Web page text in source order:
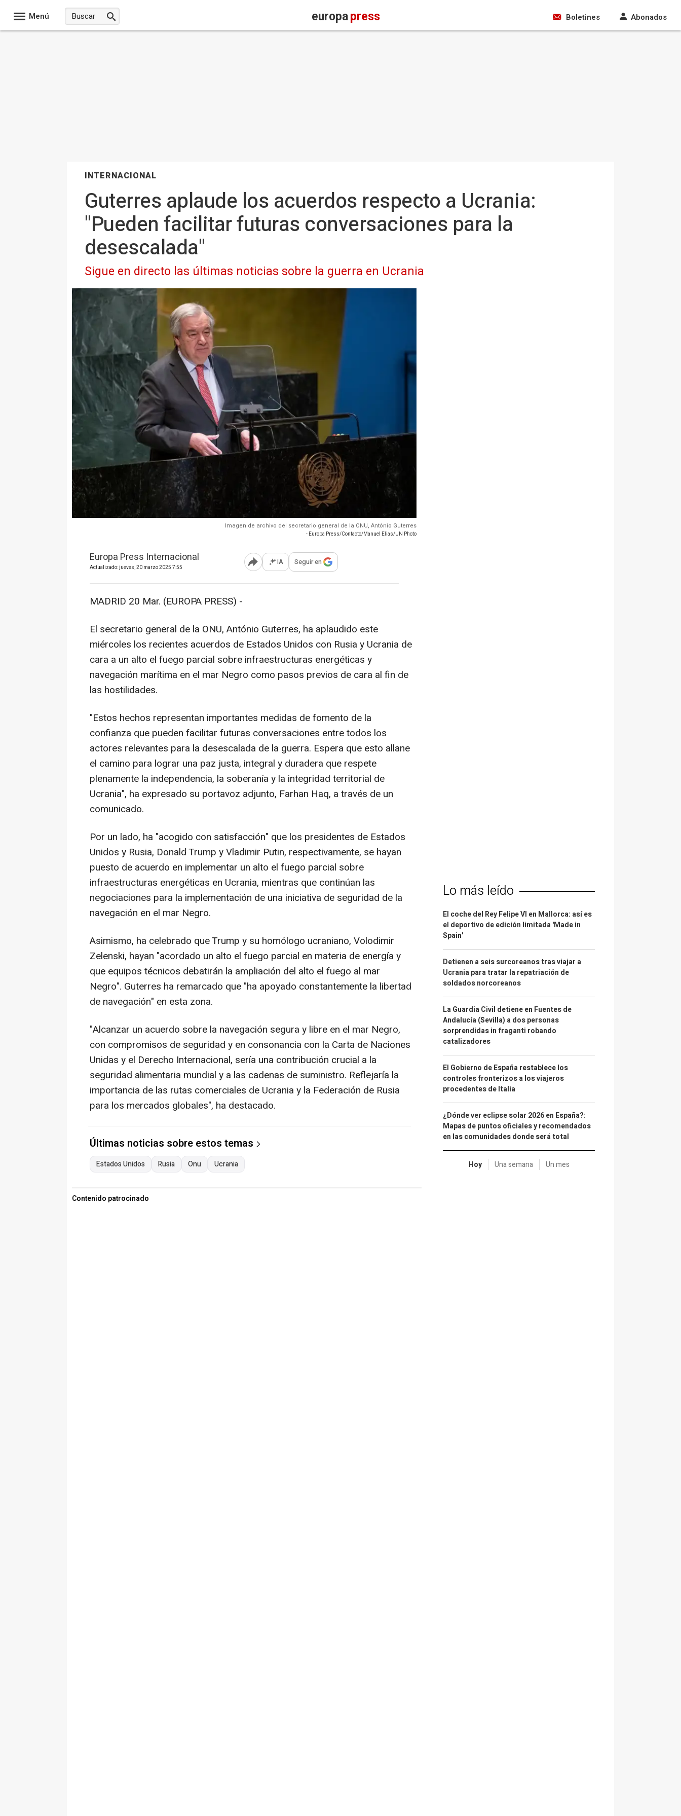
Menú europapress Boletines Abonados
INTERNACIONAL
Guterres aplaude los acuerdos respecto a Ucrania:
"Pueden facilitar futuras conversaciones para la
desescalada"
Sigue en directo las últimas noticias sobre la guerra en Ucrania
Imagen de archivo del secretario general de la ONU, António Guterres
- Europa Press/Contacto/Manuel Elias/UN Photo
Europa Press Internacional
Actualizado: jueves, 20 marzo 2025 7:55 Abrir opciones para compartir
IA Seguir en
MADRID 20 Mar. (EUROPA PRESS) -
El secretario general de la ONU, António Guterres, ha aplaudido este
miércoles los recientes acuerdos de Estados Unidos con Rusia y Ucrania de
cara a un alto el fuego parcial sobre infraestructuras energéticas y
navegación marítima en el mar Negro como pasos previos de cara al fin de
las hostilidades.
"Estos hechos representan importantes medidas de fomento de la
confianza que pueden facilitar futuras conversaciones entre todos los
actores relevantes para la desescalada de la guerra. Espera que esto allane
el camino para lograr una paz justa, integral y duradera que respete
plenamente la independencia, la soberanía y la integridad territorial de
Ucrania", ha expresado su portavoz adjunto, Farhan Haq, a través de un
comunicado.
Por un lado, ha "acogido con satisfacción" que los presidentes de Estados
Unidos y Rusia, Donald Trump y Vladimir Putin, respectivamente, se hayan
puesto de acuerdo en implementar un alto el fuego parcial sobre
infraestructuras energéticas en Ucrania, mientras que continúan las
negociaciones para la implementación de una iniciativa de seguridad de la
navegación en el mar Negro.
Asimismo, ha celebrado que Trump y su homólogo ucraniano, Volodimir
Zelenski, hayan "acordado un alto el fuego parcial en materia de energía y
que equipos técnicos debatirán la ampliación del alto el fuego al mar
Negro". Guterres ha remarcado que "ha apoyado constantemente la libertad
de navegación" en esta zona.
"Alcanzar un acuerdo sobre la navegación segura y libre en el mar Negro,
con compromisos de seguridad y en consonancia con la Carta de Naciones
Unidas y el Derecho Internacional, sería una contribución crucial a la
seguridad alimentaria mundial y a las cadenas de suministro. Reflejaría la
importancia de las rutas comerciales de Ucrania y la Federación de Rusia
para los mercados globales", ha destacado.
Últimas noticias sobre estos temas
Estados Unidos Rusia Onu Ucrania
Contenido patrocinado
Lo más leído
El coche del Rey Felipe VI en Mallorca: así es
el deportivo de edición limitada 'Made in
Spain'
Detienen a seis surcoreanos tras viajar a
Ucrania para tratar la repatriación de
soldados norcoreanos
La Guardia Civil detiene en Fuentes de
Andalucía (Sevilla) a dos personas
sorprendidas in fraganti robando
catalizadores
El Gobierno de España restablece los
controles fronterizos a los viajeros
procedentes de Italia
¿Dónde ver eclipse solar 2026 en España?:
Mapas de puntos oficiales y recomendados
en las comunidades donde será total
Hoy Una semana Un mes